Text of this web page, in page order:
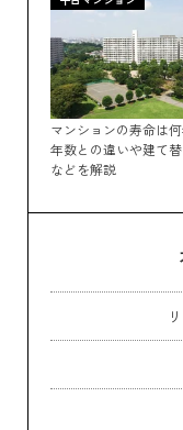
マンションの寿命は
年数との違いや建て
などを解説